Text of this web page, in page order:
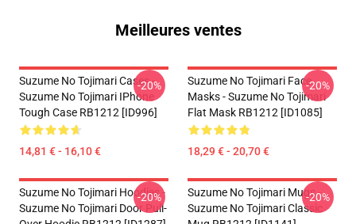
Meilleures ventes
Suzume No Tojimari Cases -
Suzume No Tojimari IPhone
Tough Case RB1212 [ID996]
14,81 € - 16,10 €
-20%
Suzume No Tojimari Face
Masks - Suzume No Tojimari
Flat Mask RB1212 [ID1085]
18,29 € - 20,70 €
-20%
Suzume No Tojimari Hoodies -
Suzume No Tojimari Door Pull-
-20%
Suzume No Tojimari Mugs -
Suzume No Tojimari Classic
-20%